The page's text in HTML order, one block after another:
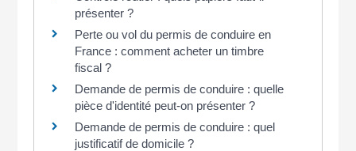
présenter ?
Perte ou vol du permis de conduire en
France : comment acheter un timbre
fiscal ?
Demande de permis de conduire : quelle
pièce d'identité peut-on présenter ?
Demande de permis de conduire : quel
justificatif de domicile ?